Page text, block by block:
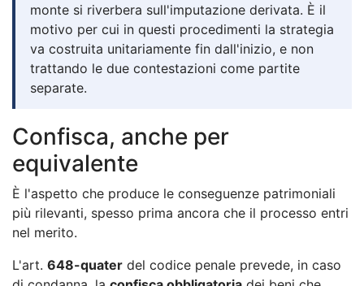
monte si riverbera sull'imputazione derivata. È il
motivo per cui in questi procedimenti la strategia
va costruita unitariamente fin dall'inizio, e non
trattando le due contestazioni come partite
separate.
Confisca, anche per
equivalente
È l'aspetto che produce le conseguenze patrimoniali
più rilevanti, spesso prima ancora che il processo entri
nel merito.
L'art. 648-quater del codice penale prevede, in caso